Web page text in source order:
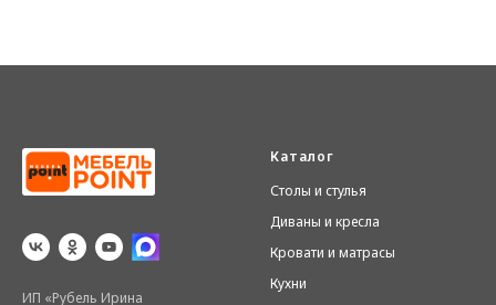
ИП «Рубель Ирина
Каталог
Столы и стулья
Диваны и кресла
Кровати и матрасы
Кухни